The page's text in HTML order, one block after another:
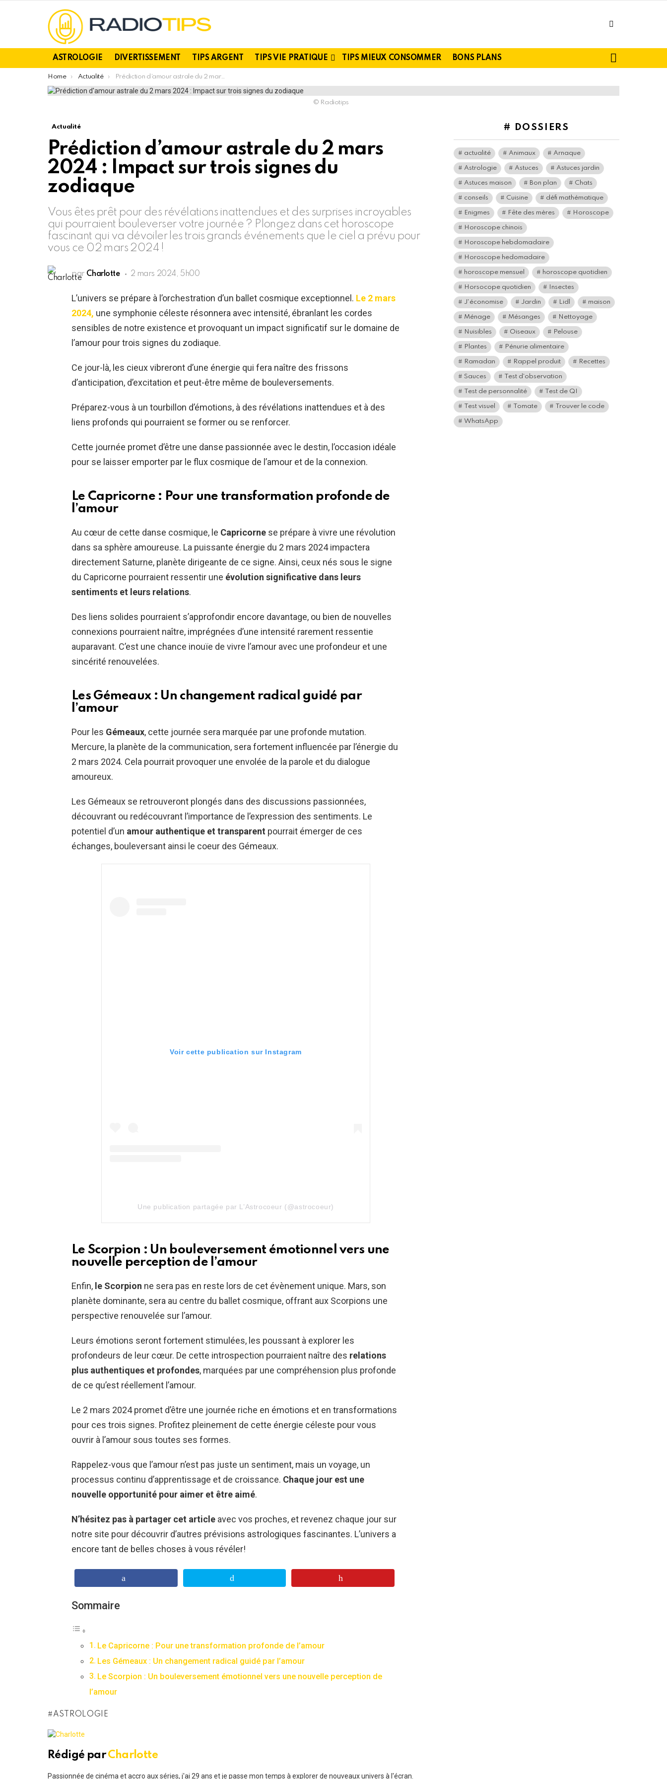
ASTROLOGIE DIVERTISSEMENT TIPS ARGENT TIPS VIE PRATIQUE TIPS MIEUX CONSOMMER BONS PLANS
You are here:
Home Actualité Prédiction d’amour astrale du 2 mars 2024 : Impact sur trois signes du zodiaque
© Radiotips
Actualité
Prédiction d’amour astrale du 2 mars
2024 : Impact sur trois signes du
zodiaque
Vous êtes prêt pour des révélations inattendues et des surprises incroyables
qui pourraient bouleverser votre journée ? Plongez dans cet horoscope
fascinant qui va dévoiler les trois grands événements que le ciel a prévu pour
vous ce 02 mars 2024 !
par Charlotte 2 mars 2024, 5h00
L’univers se prépare à l’orchestration d’un ballet cosmique exceptionnel. Le 2 mars
2024, une symphonie céleste résonnera avec intensité, ébranlant les cordes
sensibles de notre existence et provoquant un impact significatif sur le domaine de
l’amour pour trois signes du zodiaque.
Ce jour-là, les cieux vibreront d’une énergie qui fera naître des frissons
d’anticipation, d’excitation et peut-être même de bouleversements.
Préparez-vous à un tourbillon d’émotions, à des révélations inattendues et à des
liens profonds qui pourraient se former ou se renforcer.
Cette journée promet d’être une danse passionnée avec le destin, l’occasion idéale
pour se laisser emporter par le flux cosmique de l’amour et de la connexion.
Le Capricorne : Pour une transformation profonde de
l’amour
Au cœur de cette danse cosmique, le Capricorne se prépare à vivre une révolution
dans sa sphère amoureuse. La puissante énergie du 2 mars 2024 impactera
directement Saturne, planète dirigeante de ce signe. Ainsi, ceux nés sous le signe
du Capricorne pourraient ressentir une évolution significative dans leurs
sentiments et leurs relations.
Des liens solides pourraient s’approfondir encore davantage, ou bien de nouvelles
connexions pourraient naître, imprégnées d’une intensité rarement ressentie
auparavant. C’est une chance inouïe de vivre l’amour avec une profondeur et une
sincérité renouvelées.
Les Gémeaux : Un changement radical guidé par
l’amour
Pour les Gémeaux, cette journée sera marquée par une profonde mutation.
Mercure, la planète de la communication, sera fortement influencée par l’énergie du
2 mars 2024. Cela pourrait provoquer une envolée de la parole et du dialogue
amoureux.
Les Gémeaux se retrouveront plongés dans des discussions passionnées,
découvrant ou redécouvrant l’importance de l’expression des sentiments. Le
potentiel d’un amour authentique et transparent pourrait émerger de ces
échanges, bouleversant ainsi le coeur des Gémeaux.
Voir cette publication sur Instagram
Une publication partagée par L’Astrocoeur (@astrocoeur)
Le Scorpion : Un bouleversement émotionnel vers une
nouvelle perception de l’amour
Enfin, le Scorpion ne sera pas en reste lors de cet évènement unique. Mars, son
planète dominante, sera au centre du ballet cosmique, offrant aux Scorpions une
perspective renouvelée sur l’amour.
Leurs émotions seront fortement stimulées, les poussant à explorer les
profondeurs de leur cœur. De cette introspection pourraient naître des relations
plus authentiques et profondes, marquées par une compréhension plus profonde
de ce qu’est réellement l’amour.
Le 2 mars 2024 promet d’être une journée riche en émotions et en transformations
pour ces trois signes. Profitez pleinement de cette énergie céleste pour vous
ouvrir à l’amour sous toutes ses formes.
Rappelez-vous que l’amour n’est pas juste un sentiment, mais un voyage, un
processus continu d’apprentissage et de croissance. Chaque jour est une
nouvelle opportunité pour aimer et être aimé.
N’hésitez pas à partager cet article avec vos proches, et revenez chaque jour sur
notre site pour découvrir d’autres prévisions astrologiques fascinantes. L’univers a
encore tant de belles choses à vous révéler!
Sommaire
Le Capricorne : Pour une transformation profonde de l’amour
Les Gémeaux : Un changement radical guidé par l’amour
Le Scorpion : Un bouleversement émotionnel vers une nouvelle perception de
l’amour
ASTROLOGIE
Rédigé parCharlotte
Passionnée de cinéma et accro aux séries, j'ai 29 ans et je passe mon temps à explorer de nouveaux univers à l'écran.
# DOSSIERS
actualité Animaux Arnaque
Astrologie Astuces Astuces jardin
Astuces maison Bon plan Chats
conseils Cuisine défi mathématique
Enigmes Fête des mères Horoscope
Horoscope chinois
Horoscope hebdomadaire
Horoscope hedomadaire
horoscope mensuel horoscope quotidien
Horsocope quotidien Insectes
J'économise Jardin Lidl maison
Ménage Mésanges Nettoyage
Nuisibles Oiseaux Pelouse
Plantes Pénurie alimentaire
Ramadan Rappel produit Recettes
Sauces Test d'observation
Test de personnalité Test de QI
Test visuel Tomate Trouver le code
WhatsApp